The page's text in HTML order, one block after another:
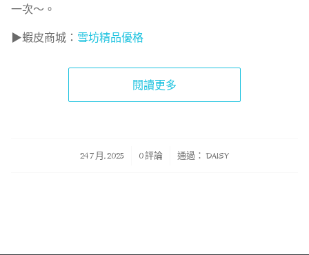
一次～。
▶蝦皮商城： 雪坊精品優格
閱讀更多
24 7 月, 2025
/ 0 評論 通過： DAISY